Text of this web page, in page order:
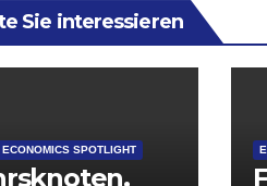
Sie interessieren
SPOTLIGHT